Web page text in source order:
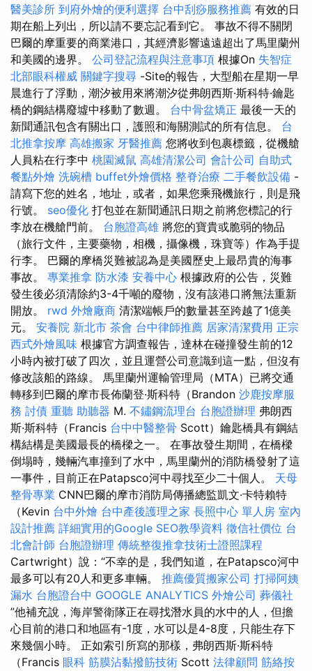
醫美診所 到府外燴的便利選擇 台中刮痧服務推薦 有效的日
期在船上列出，所以請不要忘記看到它。 事故不得不關閉
巴爾的摩重要的商業港口，其經濟影響遠遠超出了馬里蘭州
和美國的邊界。 公司登記流程與注意事項 根據On 失智症
北部眼科權威 關鍵字搜尋 -Site的報告，大型船在星期一早
晨進行了浮動，潮汐被用來將潮汐從弗朗西斯·斯科特·鑰匙
橋的鋼結構廢墟中移動了數週。 台中骨盆矯正 最後一天的
新聞通訊包含有關出口，護照和海關測試的所有信息。 台
北推拿按摩 高雄搬家 牙醫推薦 您將收到包裹標籤，從機艙
人員粘在行李中 桃園滅鼠 高雄清潔公司 會計公司 自助式
餐點外燴 洗碗槽 buffet外燴價格 整脊治療 二手餐飲設備 -
請寫下您的姓名，地址，或者，如果您乘飛機旅行，則是飛
行號。 seo優化 打包並在新聞通訊日期之前將您標記的行
李放在機艙門前。 台胞證高雄 將您的寶貴或脆弱的物品
（旅行文件，主要藥物，相機，攝像機，珠寶等）作為手提
行李。 巴爾的摩橋災難被認為是美國歷史上最昂貴的海事
事故。 專業推拿 防水漆 安養中心 根據政府的公告，災難
發生後必須清除約3-4千噸的廢物，沒有該港口將無法重新
開放。 rwd 外燴廠商 清潔端帳戶的數量甚至跨越了1億美
元。 安養院 新北市 茶會 台中律師推薦 居家清潔費用 正宗
西式外燴風味 根據官方調查報告，達林在碰撞發生前的12
小時內被打破了四次，並且運營公司意識到這一點，但沒有
修改該船的路線。 馬里蘭州運輸管理局（MTA）已將交通
轉移到巴爾的摩市長佈蘭登·斯科特（Brandon 沙鹿按摩服
務 討債 重聽 助聽器 M. 不鏽鋼流理台 台胞證辦理 弗朗西
斯·斯科特（Francis 台中中醫整骨 Scott）鑰匙橋具有鋼結
構結構是美國最長的橋樑之一。 在事故發生期間，在橋樑
倒塌時，幾輛汽車撞到了水中，馬里蘭州的消防橋發射了這
一事件，目前正在Patapsco河中尋找至少二十個人。 天母
整骨專業 CNN巴爾的摩市消防局傳播總監凱文·卡特賴特
（Kevin 台中外燴 台中產後護理之家 長照中心 單人房 室內
設計推薦 詳細實用的Google SEO教學資料 徵信社價位 台
北會計師 台胞證辦理 傳統整復推拿技術士證照課程
Cartwright）說：“不幸的是，我們知道，在Patapsco河中
最多可以有20人和更多車輛。 推薦優質搬家公司 打掃阿姨
漏水 台胞證台中 GOOGLE ANALYTICS 外燴公司 葬儀社
”他補充說，海岸警衛隊正在尋找潛水員的水中的人，但擔
心目前的港口和地區有-1度，水可以是4-8度，只能生存下
來幾個小時。 正如索引所寫的那樣，弗朗西斯·斯科特
（Francis 眼科 筋膜沾黏撥筋技術 Scott 法律顧問 筋絡按